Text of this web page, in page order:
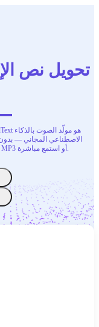
تحويل نص
الاصطناعي المجاني —
البودكاست. أدخل النص واختر صوتًا وحمّل بصيغة MP3 أو استمع مباشرة.